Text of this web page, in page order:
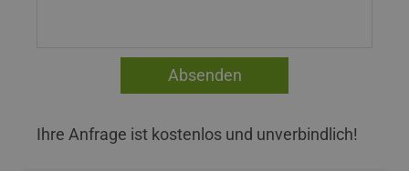
Ihre Anfrage ist kostenlos und unverbindlich!